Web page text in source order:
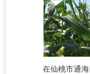
在仙桃市通